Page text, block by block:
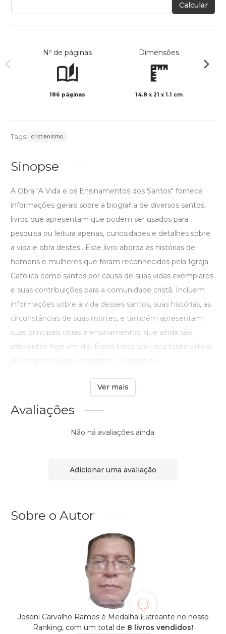
Calcular
Nº de páginas
186 páginas
Dimensões
14.8 x 21 x 1.1 cm
Tags: cristianismo
Sinopse
A Obra "A Vida e os Ensinamentos dos Santos" fornece
informações gerais sobre a biografia de diversos santos,
livros que apresentam que podem ser usados para
pesquisa ou leitura apenas, curiosidades e detalhes sobre
a vida e obra destes.. Este livro aborda as histórias de
homens e mulheres que foram reconhecidos pela Igreja
Católica como santos por causa de suas vidas exemplares
e suas contribuições para a comunidade cristã. Incluem
informações sobre a vida desses santos, suas histórias, as
circunstâncias de suas mortes, e também apresentam
suas principais obras e ensinamentos, que ainda são
relevantes hoje em dia. Esses livros são uma fonte valiosa
Ver mais
Avaliações
Não há avaliações ainda.
Adicionar uma avaliação
Sobre o Autor
Joseni Carvalho Ramos é Medalha Estreante no nosso
Ranking, com um total de 8 livros vendidos!